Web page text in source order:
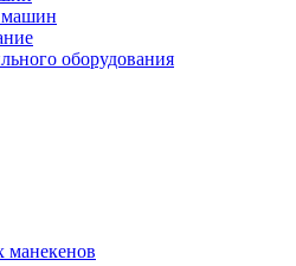
машин
оборудования
манекенов